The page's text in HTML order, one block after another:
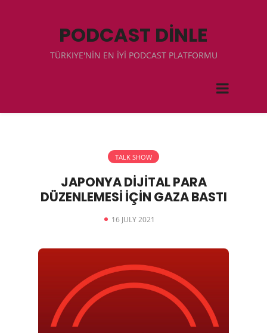
PODCAST DİNLE
TÜRKIYE'NİN EN İYİ PODCAST PLATFORMU
TALK SHOW
JAPONYA DİJİTAL PARA
DÜZENLEMESİ İÇİN GAZA BASTI
16 JULY 2021